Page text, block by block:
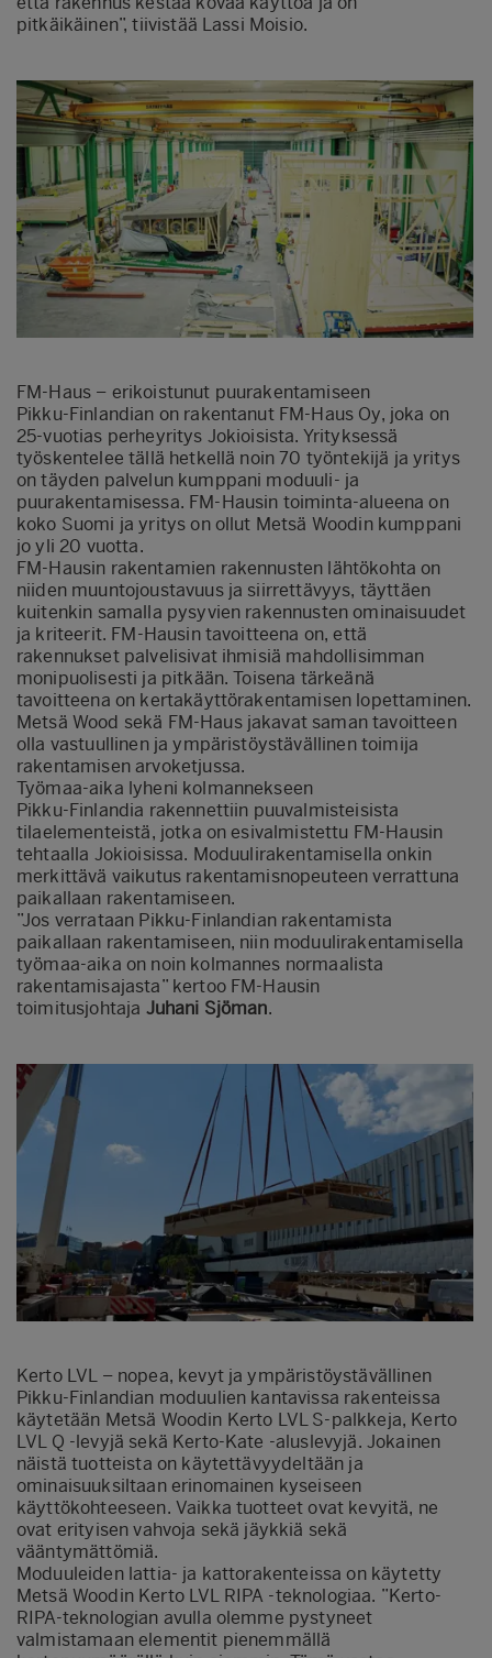
pitkäikäinen”, tiivistää Lassi Moisio.
FM-Haus – erikoistunut puurakentamiseen
Pikku-Finlandian on rakentanut FM-Haus Oy, joka on
25-vuotias perheyritys Jokioisista. Yrityksessä
työskentelee tällä hetkellä noin 70 työntekijä ja yritys
on täyden palvelun kumppani moduuli- ja
puurakentamisessa. FM-Hausin toiminta-alueena on
koko Suomi ja yritys on ollut Metsä Woodin kumppani
jo yli 20 vuotta.
FM-Hausin rakentamien rakennusten lähtökohta on
niiden muuntojoustavuus ja siirrettävyys, täyttäen
kuitenkin samalla pysyvien rakennusten ominaisuudet
ja kriteerit. FM-Hausin tavoitteena on, että
rakennukset palvelisivat ihmisiä mahdollisimman
monipuolisesti ja pitkään. Toisena tärkeänä
tavoitteena on kertakäyttörakentamisen lopettaminen.
Metsä Wood sekä FM-Haus jakavat saman tavoitteen
olla vastuullinen ja ympäristöystävällinen toimija
rakentamisen arvoketjussa.
Työmaa-aika lyheni kolmannekseen
Pikku-Finlandia rakennettiin puuvalmisteisista
tilaelementeistä, jotka on esivalmistettu FM-Hausin
tehtaalla Jokioisissa. Moduulirakentamisella onkin
merkittävä vaikutus rakentamisnopeuteen verrattuna
paikallaan rakentamiseen.
”Jos verrataan Pikku-Finlandian rakentamista
paikallaan rakentamiseen, niin moduulirakentamisella
työmaa-aika on noin kolmannes normaalista
rakentamisajasta” kertoo FM-Hausin
toimitusjohtaja Juhani Sjöman.
Kerto LVL – nopea, kevyt ja ympäristöystävällinen
Pikku-Finlandian moduulien kantavissa rakenteissa
käytetään Metsä Woodin Kerto LVL S-palkkeja, Kerto
LVL Q -levyjä sekä Kerto-Kate -aluslevyjä. Jokainen
näistä tuotteista on käytettävyydeltään ja
ominaisuuksiltaan erinomainen kyseiseen
käyttökohteeseen. Vaikka tuotteet ovat kevyitä, ne
ovat erityisen vahvoja sekä jäykkiä sekä
vääntymättömiä.
Moduuleiden lattia- ja kattorakenteissa on käytetty
Metsä Woodin Kerto LVL RIPA -teknologiaa. ”Kerto-
RIPA-teknologian avulla olemme pystyneet
valmistamaan elementit pienemmällä